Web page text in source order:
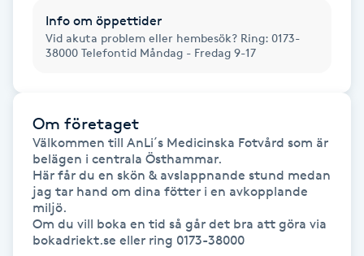
Gelenaglar
Gellack
Gellack med förstärkning
Info om öppettider
Vid akuta problem eller hembesök? Ring: 0173-
38000 Telefontid Måndag - Fredag 9-17
Om företaget
Välkommen till AnLi´s Medicinska Fotvård som är
belägen i centrala Östhammar.
Här får du en skön & avslappnande stund medan
jag tar hand om dina fötter i en avkopplande
miljö.
Om du vill boka en tid så går det bra att göra via
bokadriekt.se eller ring 0173-38000